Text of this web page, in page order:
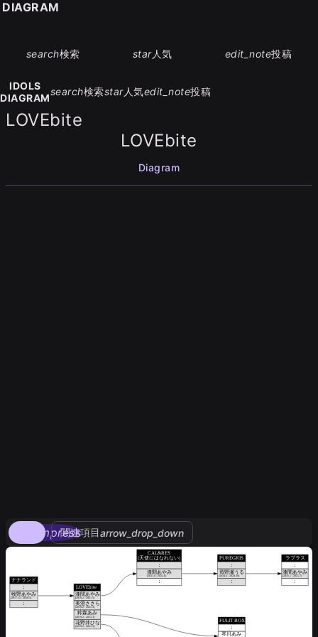
search検索 star人気 edit_note投稿
IDOLS
DIAGRAM
search検索star人気edit_note投稿
LOVEbite
LOVEbite
Diagram
compress
関連項目arrow_drop_down